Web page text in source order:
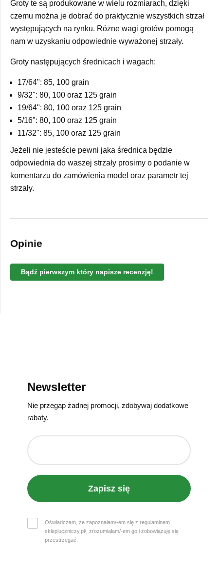
Groty te są produkowane w wielu rozmiarach, dzięki
czemu można je dobrać do praktycznie wszystkich strzał
występujących na rynku. Różne wagi grotów pomogą
nam w uzyskaniu odpowiednie wyważonej strzały.
Groty następujących średnicach i wagach:
17/64": 85, 100 grain
9/32": 80, 100 oraz 125 grain
19/64": 80, 100 oraz 125 grain
5/16": 80, 100 oraz 125 grain
11/32": 85, 100 oraz 125 grain
Jeżeli nie jesteście pewni jaka średnica będzie
odpowiednia do waszej strzały prosimy o podanie w
komentarzu do zamówienia model oraz parametr tej
strzały.
Opinie
Bądź pierwszym który napisze recenzję!
Newsletter
Nie przegap żadnej promocji, zdobywaj dodatkowe
rabaty.
Zapisz się
Oświadczam, że zapoznałam/-em się z regulaminem
sklepluczniczy.pl/, zrozumiałam/-em go i zobowiązuję się
przestrzegać.